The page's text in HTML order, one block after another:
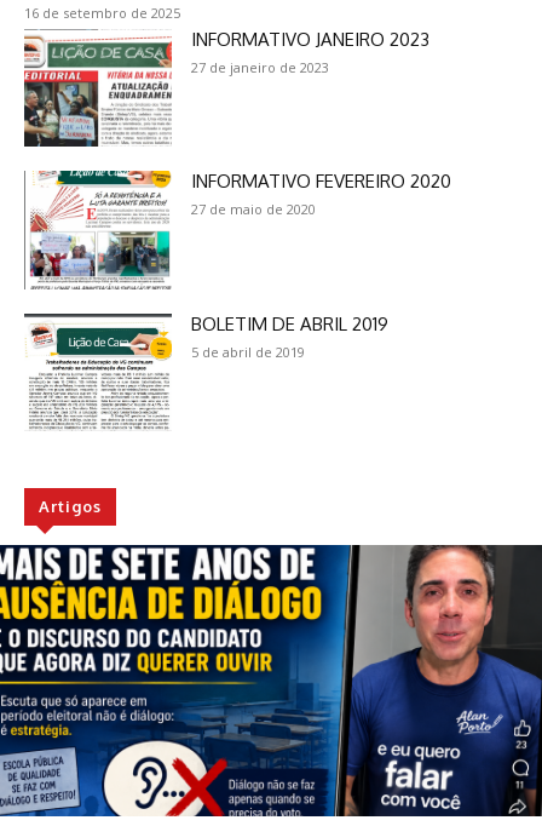
16 de setembro de 2025
INFORMATIVO JANEIRO 2023
27 de janeiro de 2023
INFORMATIVO FEVEREIRO 2020
27 de maio de 2020
BOLETIM DE ABRIL 2019
5 de abril de 2019
Artigos